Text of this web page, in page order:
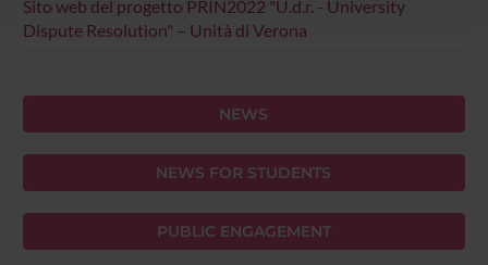
con altre informazioni che hai fornito loro o che hanno
raccolto dal tuo utilizzo dei loro servizi.
Sito web del progetto PRIN2022 "U.d.r. - University
Dispute Resolution" – Unità di Verona
NEWS
NEWS FOR STUDENTS
PUBLIC ENGAGEMENT